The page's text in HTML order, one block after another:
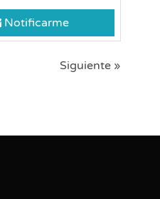
Notificarme
Siguiente »